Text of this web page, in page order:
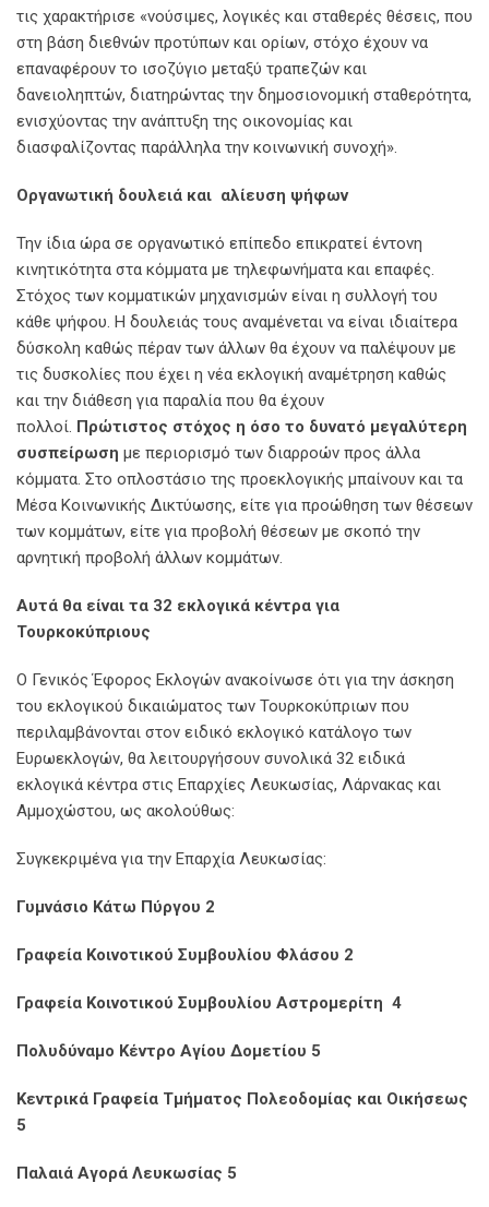
τις χαρακτήρισε «νούσιμες, λογικές και σταθερές θέσεις, που
στη βάση διεθνών προτύπων και ορίων, στόχο έχουν να
επαναφέρουν το ισοζύγιο μεταξύ τραπεζών και
δανειοληπτών, διατηρώντας την δημοσιονομική σταθερότητα,
ενισχύοντας την ανάπτυξη της οικονομίας και
διασφαλίζοντας παράλληλα την κοινωνική συνοχή».
Οργανωτική δουλειά και αλίευση ψήφων
Την ίδια ώρα σε οργανωτικό επίπεδο επικρατεί έντονη
κινητικότητα στα κόμματα με τηλεφωνήματα και επαφές.
Στόχος των κομματικών μηχανισμών είναι η συλλογή του
κάθε ψήφου. Η δουλειάς τους αναμένεται να είναι ιδιαίτερα
δύσκολη καθώς πέραν των άλλων θα έχουν να παλέψουν με
τις δυσκολίες που έχει η νέα εκλογική αναμέτρηση καθώς
και την διάθεση για παραλία που θα έχουν
πολλοί. Πρώτιστος στόχος η όσο το δυνατό μεγαλύτερη
συσπείρωση με περιορισμό των διαρροών προς άλλα
κόμματα. Στο οπλοστάσιο της προεκλογικής μπαίνουν και τα
Μέσα Κοινωνικής Δικτύωσης, είτε για προώθηση των θέσεων
των κομμάτων, είτε για προβολή θέσεων με σκοπό την
αρνητική προβολή άλλων κομμάτων.
Αυτά θα είναι τα 32 εκλογικά κέντρα για
Τουρκοκύπριους
Ο Γενικός Έφορος Εκλογών ανακοίνωσε ότι για την άσκηση
του εκλογικού δικαιώματος των Τουρκοκύπριων που
περιλαμβάνονται στον ειδικό εκλογικό κατάλογο των
Ευρωεκλογών, θα λειτουργήσουν συνολικά 32 ειδικά
εκλογικά κέντρα στις Επαρχίες Λευκωσίας, Λάρνακας και
Αμμοχώστου, ως ακολούθως:
Συγκεκριμένα για την Επαρχία Λευκωσίας:
Γυμνάσιο Κάτω Πύργου 2
Γραφεία Κοινοτικού Συμβουλίου Φλάσου 2
Γραφεία Κοινοτικού Συμβουλίου Αστρομερίτη 4
Πολυδύναμο Κέντρο Αγίου Δομετίου 5
Κεντρικά Γραφεία Τμήματος Πολεοδομίας και Οικήσεως
5
Παλαιά Αγορά Λευκωσίας 5